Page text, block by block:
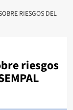
RIESGOS DEL
riesgos